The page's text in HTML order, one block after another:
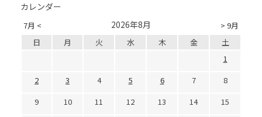
カレンダー
7月 < > 9月
2026年8月
日 月 火 水 木 金
土
1
2
3 4 5 6 7
8
9
10 11 12 13 14
15